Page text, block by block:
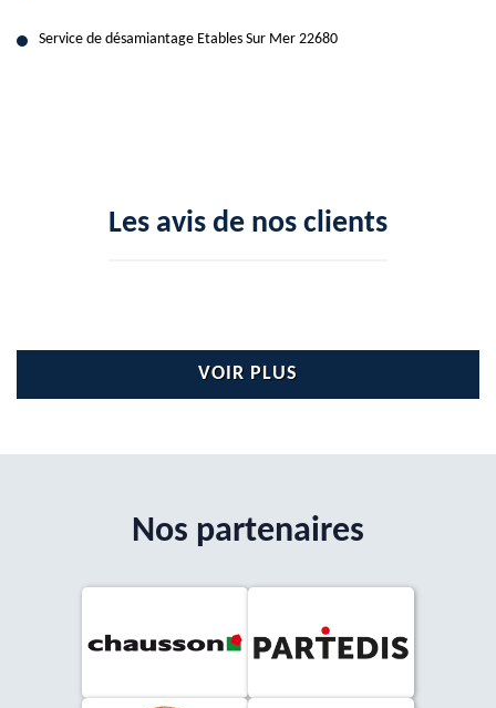
Service de désamiantage Etables Sur Mer 22680
Les avis de nos clients
VOIR PLUS
Nos partenaires